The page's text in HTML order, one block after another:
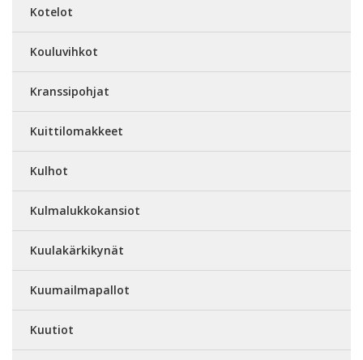
Kotelot
Kouluvihkot
Kranssipohjat
Kuittilomakkeet
Kulhot
Kulmalukkokansiot
Kuulakärkikynät
Kuumailmapallot
Kuutiot